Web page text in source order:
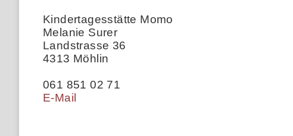
Kindertagesstätte Momo
Melanie Surer
Landstrasse 36
4313 Möhlin
061 851 02 71
E-Mail